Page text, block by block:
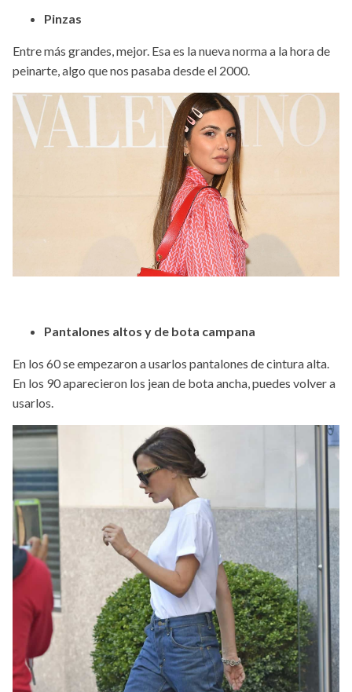
Pinzas
Entre más grandes, mejor. Esa es la nueva norma a la hora de
peinarte, algo que nos pasaba desde el 2000.
Pantalones altos y de bota campana
En los 60 se empezaron a usarlos pantalones de cintura alta.
En los 90 aparecieron los jean de bota ancha, puedes volver a
usarlos.